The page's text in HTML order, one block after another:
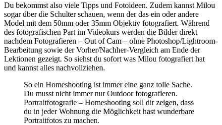
Du bekommst also viele Tipps und Fotoideen. Zudem kannst Milou
sogar über die Schulter schauen, wenn der das ein oder andere
Model mit dem 50mm oder 35mm Objektiv fotografiert. Während
des fotografischen Part im Videokurs werden die Bilder direkt
nachdem Fotografieren – Out of Cam – ohne Photoshop/Lightroom-
Bearbeitung sowie der Vorher/Nachher-Vergleich am Ende der
Lektionen gezeigt. So siehst du sofort was Milou fotografiert hat
und kannst alles nachvollziehen.
So ein Homeshooting ist immer eine ganz tolle Sache.
Du musst nicht immer nur Outdoor fotografieren.
Portraitfotografie – Homeshooting soll dir zeigen, dass
du in jeder Wohnung die Möglichkeit hast wunderbare
Portraitfotos zu machen.